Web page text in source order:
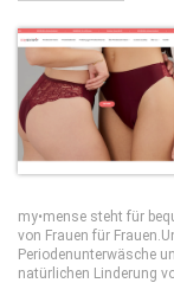
my•mense steht für
von Frauen für
Periodenunterwäsche
natürlichen Linderung